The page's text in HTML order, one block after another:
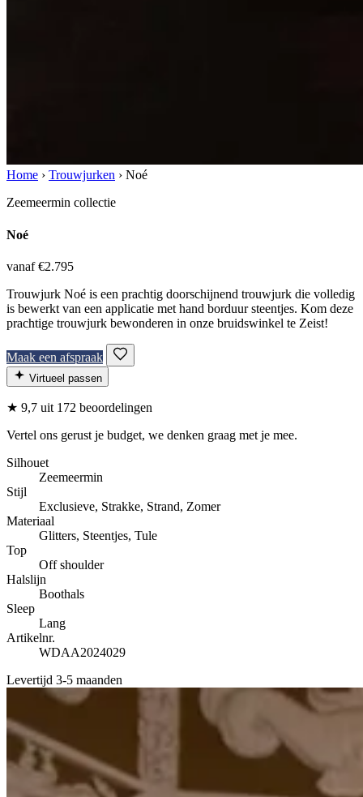
Home › Trouwjurken › Noé
Zeemeermin collectie
Noé
vanaf €2.795
Trouwjurk Noé is een prachtig doorschijnend trouwjurk die volledig
is bewerkt van een applicatie met hand borduur steentjes. Kom deze
prachtige trouwjurk bewonderen in onze bruidswinkel te Zeist!
Maak een afspraak
Virtueel passen
★ 9,7 uit 172 beoordelingen
Vertel ons gerust je budget, we denken graag met je mee.
Silhouet
Zeemeermin
Stijl
Exclusieve, Strakke, Strand, Zomer
Materiaal
Glitters, Steentjes, Tule
Top
Off shoulder
Halslijn
Boothals
Sleep
Lang
Artikelnr.
WDAA2024029
Levertijd 3-5 maanden